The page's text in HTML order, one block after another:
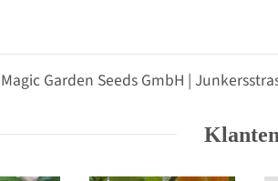
Garden Seeds GmbH |